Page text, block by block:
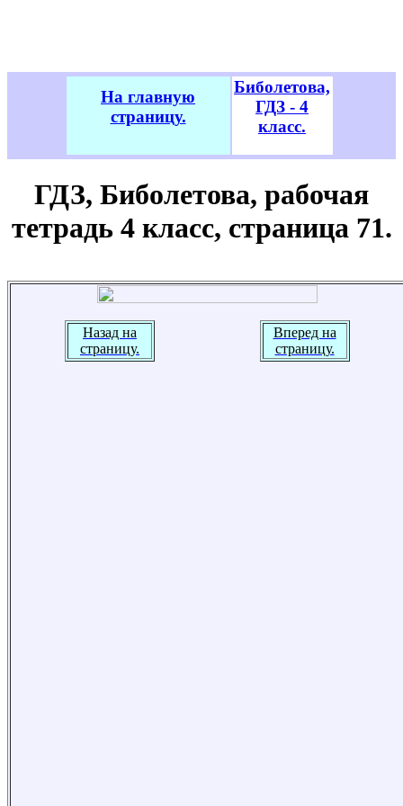
На главную
страницу.
Биболетова,
ГДЗ - 4
класс.
ГДЗ, Биболетова, рабочая
тетрадь 4 класс, страница 71.
Назад на
страницу.
Вперед на
страницу.